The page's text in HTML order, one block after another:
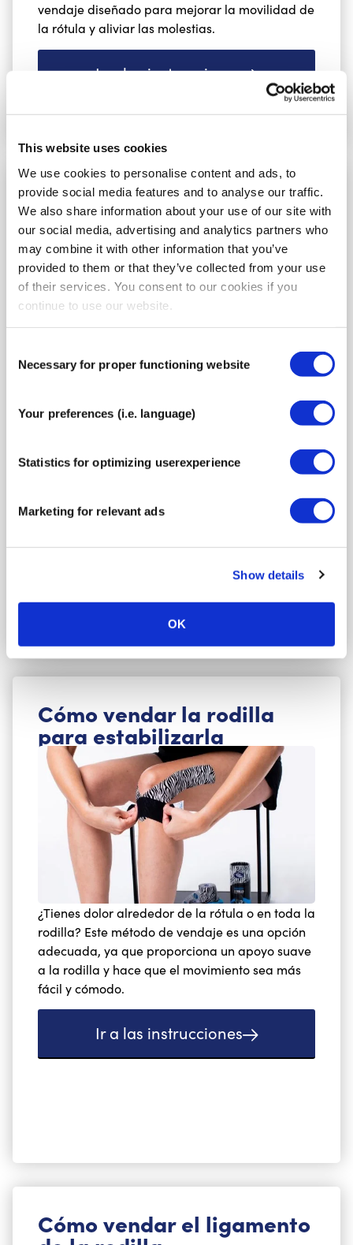
This website uses cookies
We use cookies to personalise content and ads, to
provide social media features and to analyse our traffic.
We also share information about your use of our site with
our social media, advertising and analytics partners who
may combine it with other information that you’ve
provided to them or that they’ve collected from your use
of their services. You consent to our cookies if you
continue to use our website.
Selection
Necessary for proper functioning website
Your preferences (i.e. language)
Statistics for optimizing userexperience
Marketing for relevant ads
Show details
OK
vendaje diseñado para mejorar la movilidad de
la rótula y aliviar las molestias.
Ir a las instrucciones
Cómo vendar la rodilla de
saltador – Tendinitis de la
rótula
¿Irritación del tendón rotuliano? ¿Dolor agudo
mucho tiempo o al aplicar presión sobre la
rotuliana, es frecuente en deportes que
Ir a las instrucciones
Cómo vendar la rodilla
para estabilizarla
¿Tienes dolor alrededor de la rótula o en toda la
rodilla? Este método de vendaje es una opción
adecuada, ya que proporciona un apoyo suave
a la rodilla y hace que el movimiento sea más
fácil y cómodo.
Ir a las instrucciones
Cómo vendar el ligamento